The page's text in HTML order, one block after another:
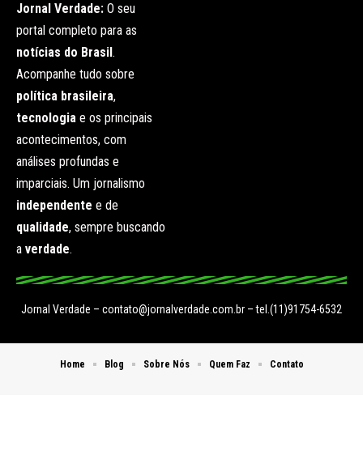
Jornal Verdade: O seu
portal completo para as
notícias do Brasil .
Acompanhe tudo sobre
política brasileira,
tecnologia e os principais
acontecimentos, com
análises profundas e
imparciais. Um jornalismo
independente e de
qualidade, sempre buscando
a verdade.
Jornal Verdade – contato@jornalverdade.com.br – tel.(11)91754-6532
Home Blog Sobre Nós Quem Faz Contato